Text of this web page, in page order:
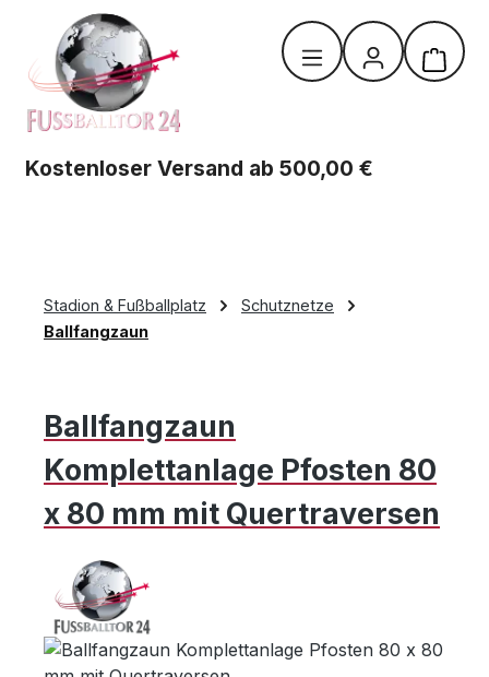
Zum Hauptinhalt springen
Kostenloser Versand ab 500,00 €
Stadion & Fußballplatz
Schutznetze
Ballfangzaun
Ballfangzaun
Komplettanlage Pfosten 80
x 80 mm mit Quertraversen
Bildergalerie überspringen